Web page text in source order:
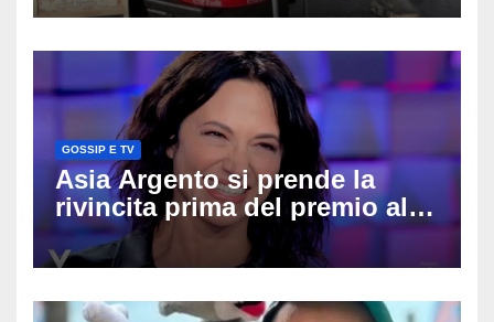
in Regione, Vannacci li
GOSSIP E TV
Asia Argento si prende la
rivincita prima del premio alla
carriera: «Mi chiamano
raccomandata e cagna»